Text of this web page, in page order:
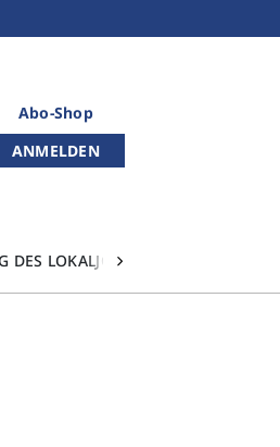
Abo-Shop
ANMELDEN
DES LOKALJOURNALISMUS